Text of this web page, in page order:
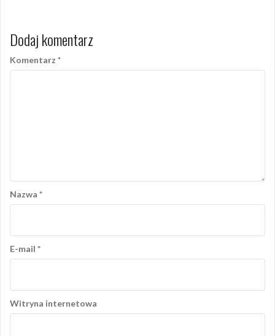
Dodaj komentarz
Komentarz *
Nazwa *
E-mail *
Witryna internetowa